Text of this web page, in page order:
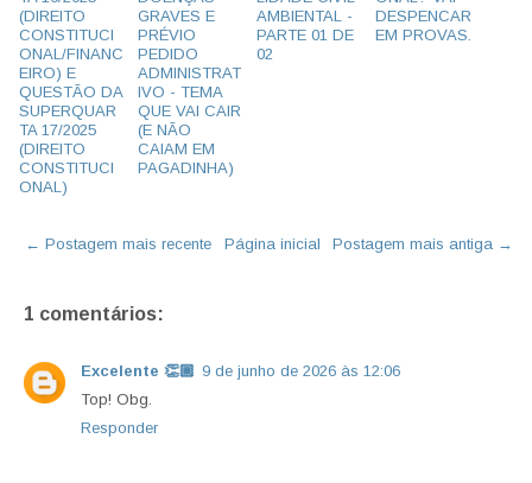
(DIREITO
CONSTITUCI
ONAL/FINANC
EIRO) E
QUESTÃO DA
SUPERQUAR
TA 17/2025
(DIREITO
CONSTITUCI
ONAL)
GRAVES E
PRÉVIO
PEDIDO
ADMINISTRAT
IVO - TEMA
QUE VAI CAIR
(E NÃO
CAIAM EM
PAGADINHA)
AMBIENTAL -
PARTE 01 DE
02
DESPENCAR
EM PROVAS.
← Postagem mais recente Postagem mais antiga →
Página inicial
1 comentários:
Excelente 👏🏾 9 de junho de 2026 às 12:06
Top! Obg.
Responder